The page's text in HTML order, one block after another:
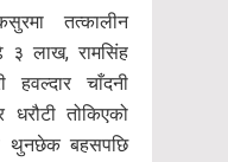
तत्कालीन
३ लाख, रामसिंह
चाँदनी
तोकिएको
थुनछेक बहसपछि